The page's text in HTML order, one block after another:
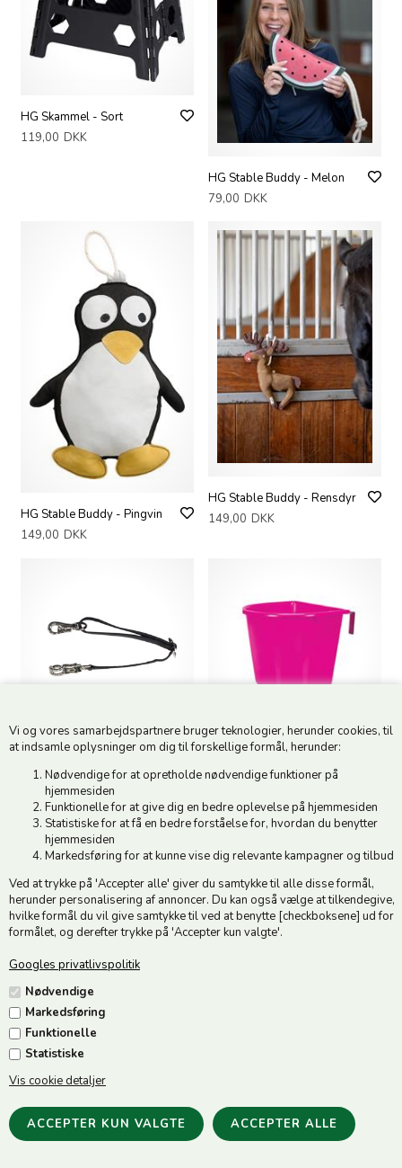
Vi og vores samarbejdspartnere bruger teknologier, herunder cookies, til
at indsamle oplysninger om dig til forskellige formål, herunder:
Nødvendige for at opretholde nødvendige funktioner på
hjemmesiden
Funktionelle for at give dig en bedre oplevelse på hjemmesiden
Statistiske for at få en bedre forståelse for, hvordan du benytter
hjemmesiden
Markedsføring for at kunne vise dig relevante kampagner og tilbud
Ved at trykke på 'Accepter alle' giver du samtykke til alle disse formål,
herunder personalisering af annoncer. Du kan også vælge at tilkendegive,
hvilke formål du vil give samtykke til ved at benytte [checkboksene] ud for
formålet, og derefter trykke på 'Accepter kun valgte'.
Googles privatlivspolitik
Nødvendige
Markedsføring
Funktionelle
Statistiske
Vis cookie detaljer
HG Skammel - Sort
119,00 DKK
HG Stable Buddy - Melon
79,00 DKK
HG Stable Buddy - Pingvin
149,00 DKK
HG Stable Buddy - Rensdyr
149,00 DKK
HG Trailerstrop
129,00 DKK
HG Transportkrybbe
159,00 DKK
HIPPOTONIC Attachment
Protection Ball - Sort
109,00 DKK